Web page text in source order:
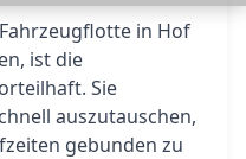
in Hof
ist die
Sie
auszutauschen,
gebunden zu